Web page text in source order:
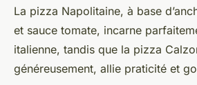
La pizza Napolitaine, à base
et sauce tomate, incarne
italienne, tandis que la pizza
généreusement, allie praticité et